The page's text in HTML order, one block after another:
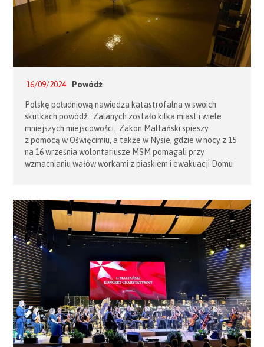
16/09/2024 Powódź
Polskę południową nawiedza katastrofalna w swoich
skutkach powódź. Zalanych zostało kilka miast i wiele
mniejszych miejscowości. Zakon Maltański spieszy
z pomocą w Oświęcimiu, a także w Nysie, gdzie w nocy z 15
na 16 września wolontariusze MSM pomagali przy
wzmacnianiu wałów workami z piaskiem i ewakuacji Domu
posiłek dla kilkudziesięciu osób w kryzysie bezdomności
i ubóstwa. […]